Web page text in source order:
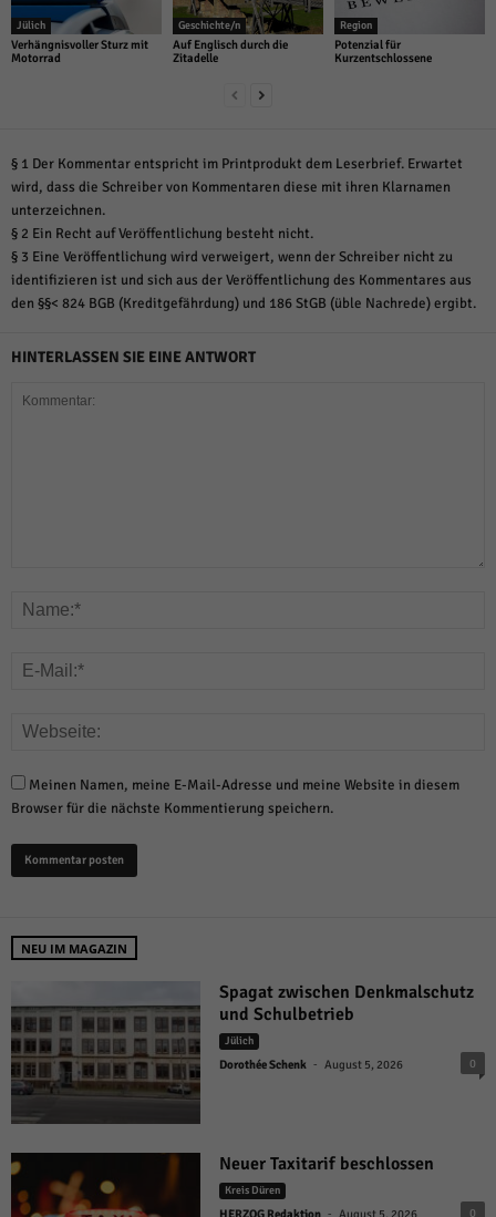
Jülich
Verhängnisvoller Sturz mit
Motorrad
Geschichte/n
Auf Englisch durch die
Zitadelle
Region
Potenzial für
Kurzentschlossene
§ 1 Der Kommentar entspricht im Printprodukt dem Leserbrief. Erwartet
wird, dass die Schreiber von Kommentaren diese mit ihren Klarnamen
unterzeichnen.
§ 2 Ein Recht auf Veröffentlichung besteht nicht.
§ 3 Eine Veröffentlichung wird verweigert, wenn der Schreiber nicht zu
identifizieren ist und sich aus der Veröffentlichung des Kommentares aus
den §§< 824 BGB (Kreditgefährdung) und 186 StGB (üble Nachrede) ergibt.
HINTERLASSEN SIE EINE ANTWORT
Meinen Namen, meine E-Mail-Adresse und meine Website in diesem
Browser für die nächste Kommentierung speichern.
NEU IM MAGAZIN
Spagat zwischen Denkmalschutz
und Schulbetrieb
Jülich
Dorothée Schenk - August 5, 2026 0
Neuer Taxitarif beschlossen
Kreis Düren
HERZOG Redaktion - August 5, 2026 0